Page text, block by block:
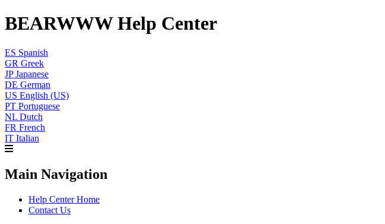
BEARWWW Help Center
ES Spanish
GR Greek
JP Japanese
DE German
US English (US)
PT Portuguese
NL Dutch
FR French
IT Italian
Main Navigation
Help Center Home
Contact Us